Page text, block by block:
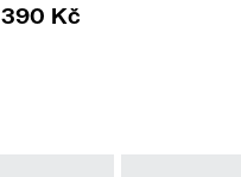
390 Kč